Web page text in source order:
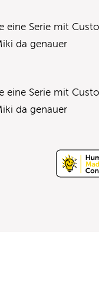
eine Serie mit
da genauer
eine Serie mit
da genauer